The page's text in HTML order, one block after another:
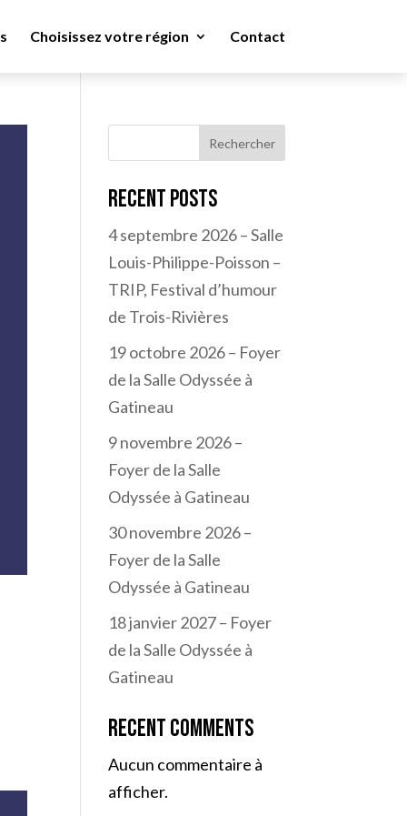
Choisissez votre région Contact
Rechercher
Recent Posts
4 septembre 2026 – Salle
Louis-Philippe-Poisson –
TRIP, Festival d’humour
de Trois-Rivières
19 octobre 2026 – Foyer
de la Salle Odyssée à
Gatineau
9 novembre 2026 –
Foyer de la Salle
Odyssée à Gatineau
30 novembre 2026 –
Foyer de la Salle
Odyssée à Gatineau
18 janvier 2027 – Foyer
de la Salle Odyssée à
Gatineau
Recent Comments
Aucun commentaire à
afficher.